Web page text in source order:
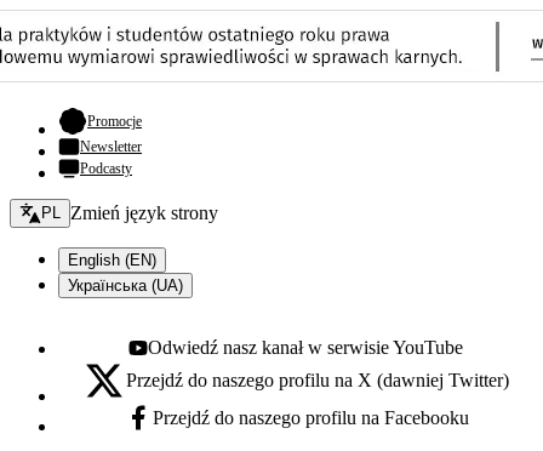
Promocje- otwiera się w nowej karcie
Newsletter
Podcasty
Zmień język - bieżący:
PL Zmień język strony
English (EN)
Українська (UA)
Youtube - otwiera się w nowej karcie
Odwiedź nasz kanał w serwisie YouTube
X - otwiera się w nowej karcie
Przejdź do naszego profilu na X (dawniej Twitter)
Facebook - otwiera się w nowej karcie
Przejdź do naszego profilu na Facebooku